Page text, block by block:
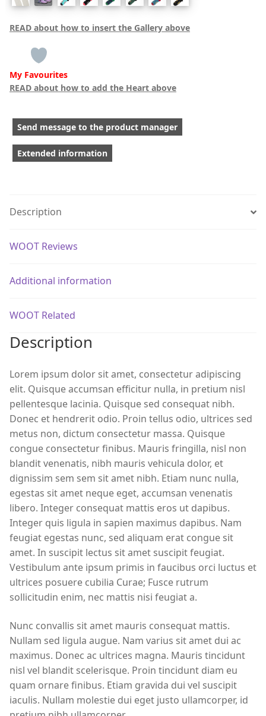
READ about how to insert the Gallery above
My Favourites
READ about how to add the Heart above
Send message to the product manager
Extended information
Description
WOOT Reviews
Additional information
WOOT Related
Description
Lorem ipsum dolor sit amet, consectetur adipiscing
elit. Quisque accumsan efficitur nulla, in pretium nisl
pellentesque lacinia. Quisque sed consequat nibh.
Donec et hendrerit odio. Proin tellus odio, ultrices sed
metus non, dictum consectetur massa. Quisque
congue consectetur finibus. Mauris fringilla, nisl non
blandit venenatis, nibh mauris vehicula dolor, et
dignissim sem sem sit amet nibh. Etiam nunc nulla,
egestas sit amet neque eget, accumsan venenatis
libero. Integer consequat mattis eros ut dapibus.
Integer quis ligula in sapien maximus dapibus. Nam
feugiat egestas nunc, sed aliquam erat congue sit
amet. In suscipit lectus sit amet suscipit feugiat.
Vestibulum ante ipsum primis in faucibus orci luctus et
ultrices posuere cubilia Curae; Fusce rutrum
sollicitudin enim, nec mattis nisi feugiat a.
Nunc convallis sit amet mauris consequat mattis.
Nullam sed ligula augue. Nam varius sit amet dui ac
maximus. Donec ac ultrices magna. Mauris tincidunt
nisl vel blandit scelerisque. Proin tincidunt diam eu
quam ornare finibus. Etiam gravida dui vel suscipit
iaculis. Nullam molestie dui eget justo ullamcorper, id